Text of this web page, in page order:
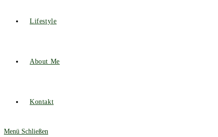
Lifestyle
About Me
Kontakt
Menü Schließen